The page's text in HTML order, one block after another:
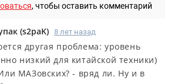
, чтобы оставить комментарий
(s2paK) 8 лет назад
другая проблема: уровень
низкий для китайской техники)
МАЗовских? - вряд ли. Ну и в